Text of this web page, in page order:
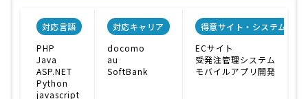
対応言語
PHP
Java
ASP.NET
Python
javascript
対応キャリア
docomo
au
SoftBank
得意サイト・システム
ECサイト
受発注管理システム
モバイルアプリ開発